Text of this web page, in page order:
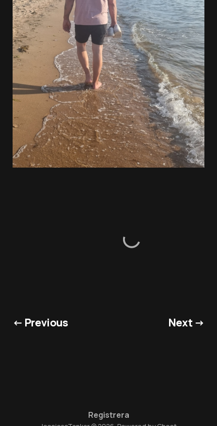
← Previous Next →
Registrera